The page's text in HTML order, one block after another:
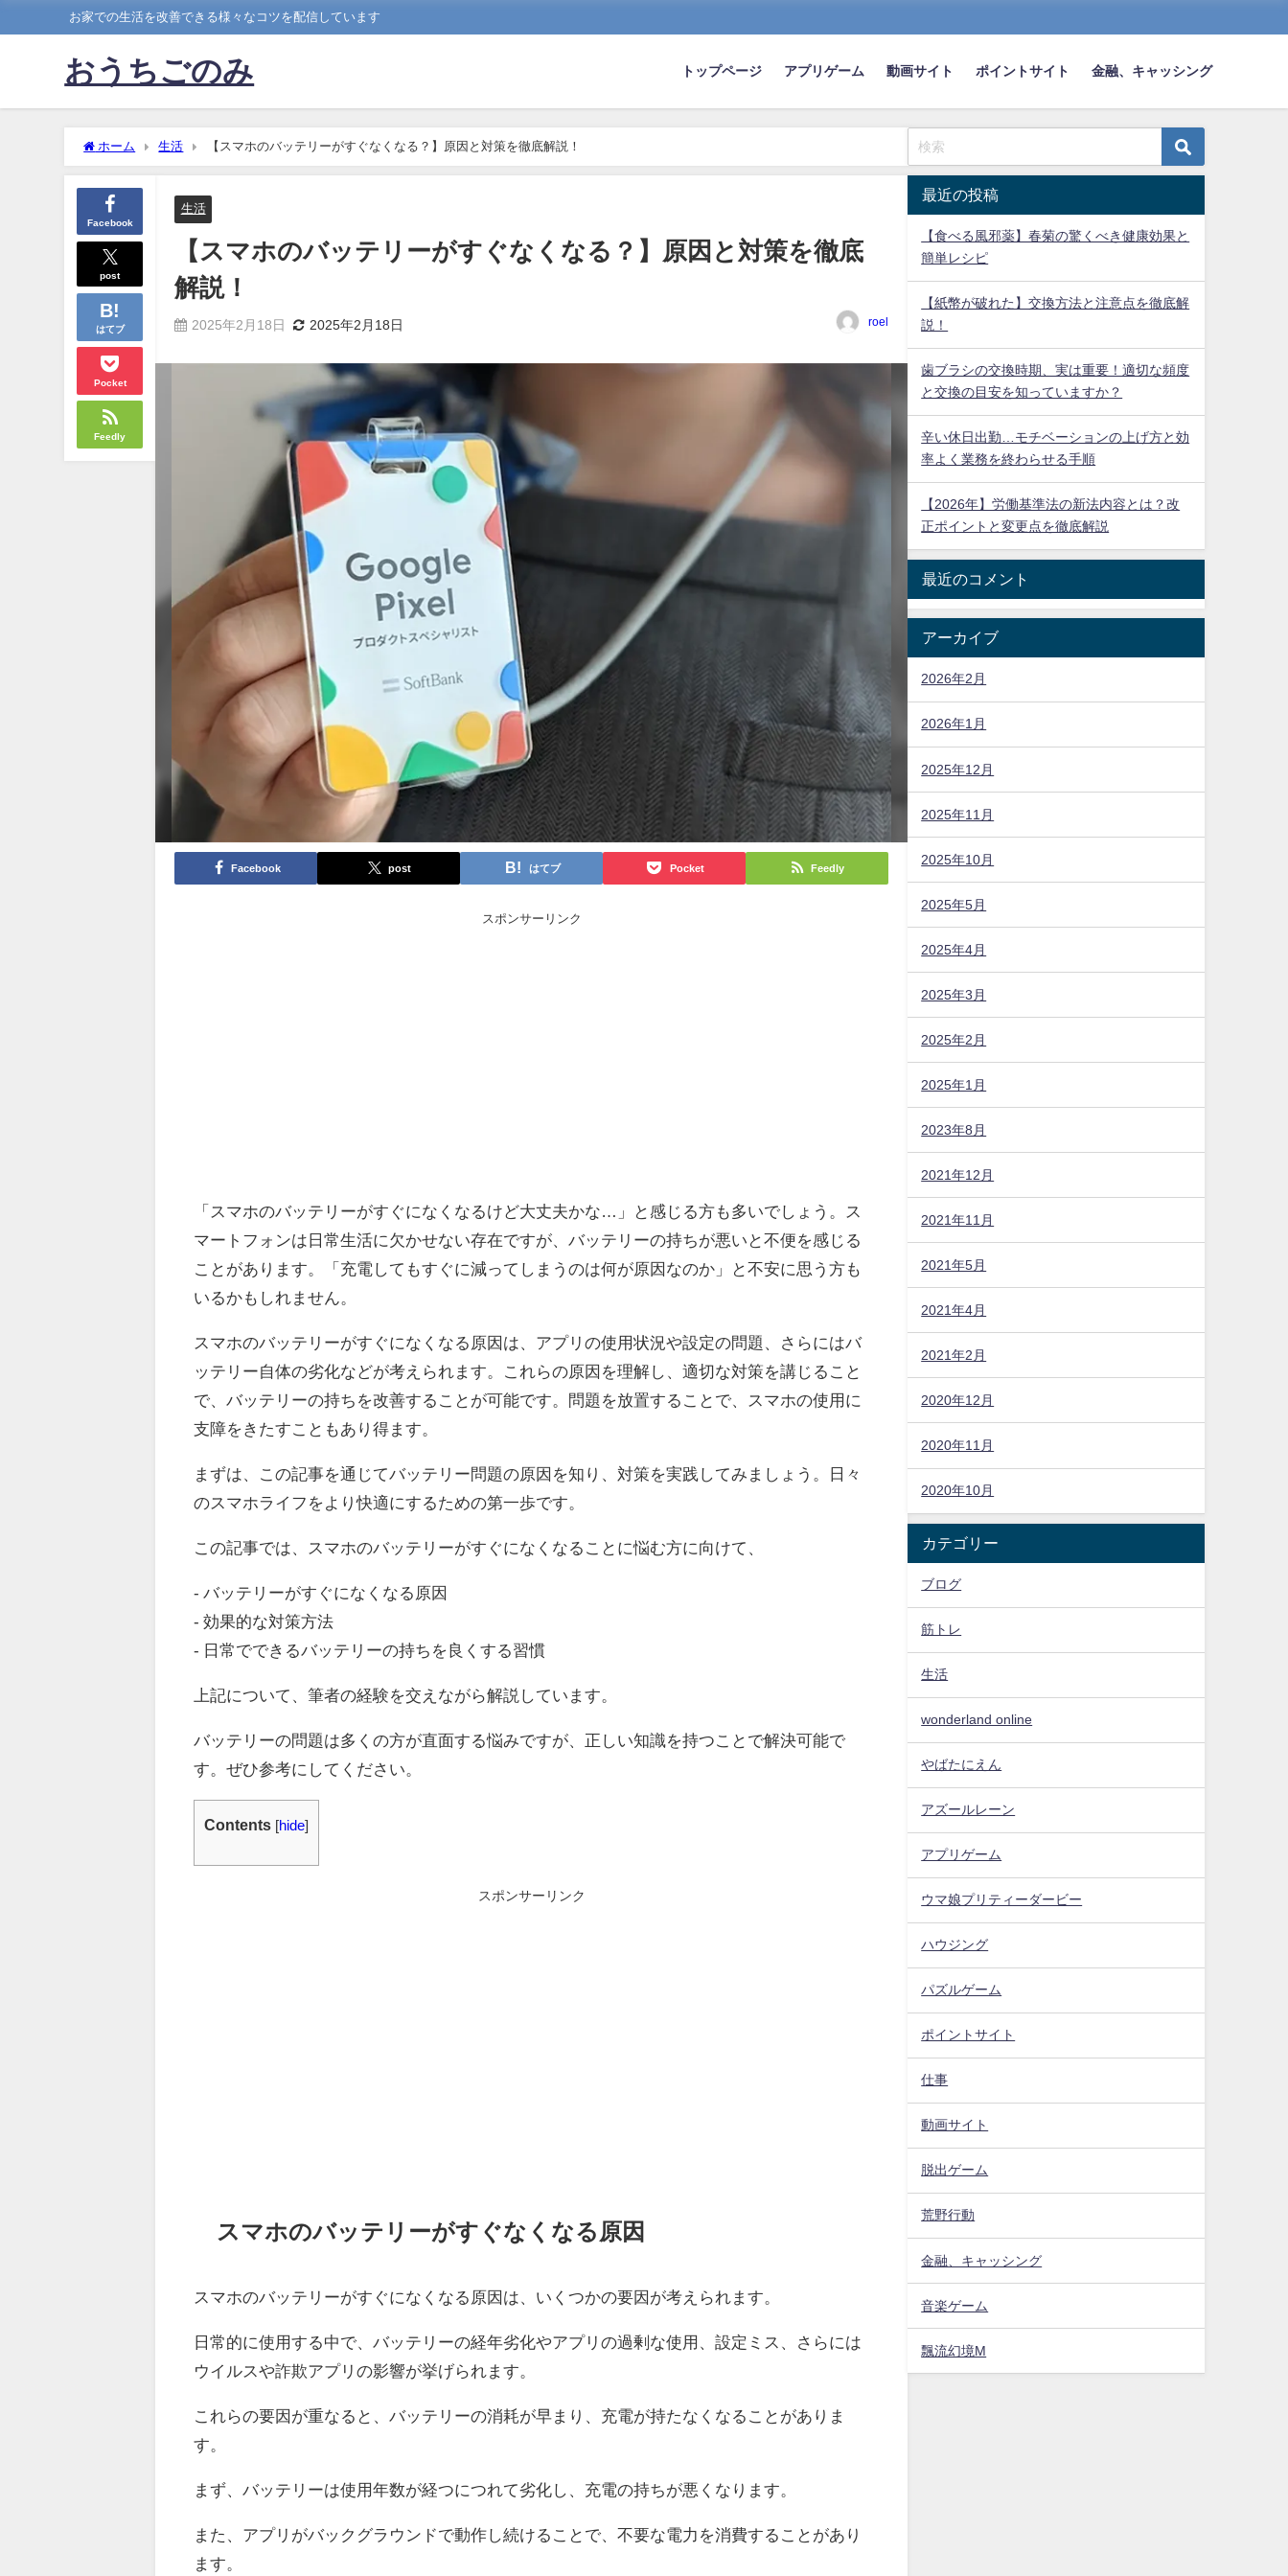
お家での生活を改善できる様々なコツを配信しています
おうちごのみ トップページ アプリゲーム 動画サイト ポイントサイト 金融、キャッシング
ホーム 生活 【スマホのバッテリーがすぐなくなる？】原因と対策を徹底解説！
Facebook
post
はてブ
Pocket
Feedly
生活
【スマホのバッテリーがすぐなくなる？】原因と対策を徹底
解説！
2025年2月18日 2025年2月18日 roel
Facebook post はてブ Pocket Feedly
スポンサーリンク
「スマホのバッテリーがすぐになくなるけど大丈夫かな…」と感じる方も多いでしょう。ス
マートフォンは日常生活に欠かせない存在ですが、バッテリーの持ちが悪いと不便を感じる
ことがあります。「充電してもすぐに減ってしまうのは何が原因なのか」と不安に思う方も
いるかもしれません。
スマホのバッテリーがすぐになくなる原因は、アプリの使用状況や設定の問題、さらにはバ
ッテリー自体の劣化などが考えられます。これらの原因を理解し、適切な対策を講じること
で、バッテリーの持ちを改善することが可能です。問題を放置することで、スマホの使用に
支障をきたすこともあり得ます。
まずは、この記事を通じてバッテリー問題の原因を知り、対策を実践してみましょう。日々
のスマホライフをより快適にするための第一歩です。
この記事では、スマホのバッテリーがすぐになくなることに悩む方に向けて、
- バッテリーがすぐになくなる原因
- 効果的な対策方法
- 日常でできるバッテリーの持ちを良くする習慣
上記について、筆者の経験を交えながら解説しています。
バッテリーの問題は多くの方が直面する悩みですが、正しい知識を持つことで解決可能で
す。ぜひ参考にしてください。
Contents hide
スポンサーリンク
スマホのバッテリーがすぐなくなる原因
スマホのバッテリーがすぐになくなる原因は、いくつかの要因が考えられます。
日常的に使用する中で、バッテリーの経年劣化やアプリの過剰な使用、設定ミス、さらには
ウイルスや詐欺アプリの影響が挙げられます。
これらの要因が重なると、バッテリーの消耗が早まり、充電が持たなくなることがありま
す。
まず、バッテリーは使用年数が経つにつれて劣化し、充電の持ちが悪くなります。
また、アプリがバックグラウンドで動作し続けることで、不要な電力を消費することがあり
ます。
最近の投稿
【食べる風邪薬】春菊の驚くべき健康効果と
簡単レシピ
【紙幣が破れた】交換方法と注意点を徹底解
説！
歯ブラシの交換時期、実は重要！適切な頻度
と交換の目安を知っていますか？
辛い休日出勤…モチベーションの上げ方と効
率よく業務を終わらせる手順
【2026年】労働基準法の新法内容とは？改
正ポイントと変更点を徹底解説
最近のコメント
アーカイブ
2026年2月
2026年1月
2025年12月
2025年11月
2025年10月
2025年5月
2025年4月
2025年3月
2025年2月
2025年1月
2023年8月
2021年12月
2021年11月
2021年5月
2021年4月
2021年2月
2020年12月
2020年11月
2020年10月
カテゴリー
ブログ
筋トレ
生活
wonderland online
やばたにえん
アズールレーン
アプリゲーム
ウマ娘プリティーダービー
ハウジング
パズルゲーム
ポイントサイト
仕事
動画サイト
脱出ゲーム
荒野行動
金融、キャッシング
音楽ゲーム
飄流幻境M